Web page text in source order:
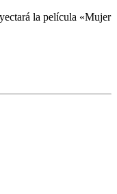
la película «Mujer